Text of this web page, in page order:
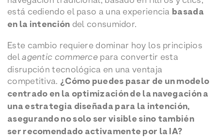
está cediendo el paso a una experiencia basada
en la intención del consumidor.
Este cambio requiere dominar hoy los principios
delagentic commerce para convertir esta
disrupción tecnológica en una ventaja
competitiva. ¿Cómo puedes pasar de un modelo
centrado en la optimización de la navegación a
una estrategia diseñada para la intención,
asegurando no solo ser visible sino también
ser recomendado activamente por la IA?